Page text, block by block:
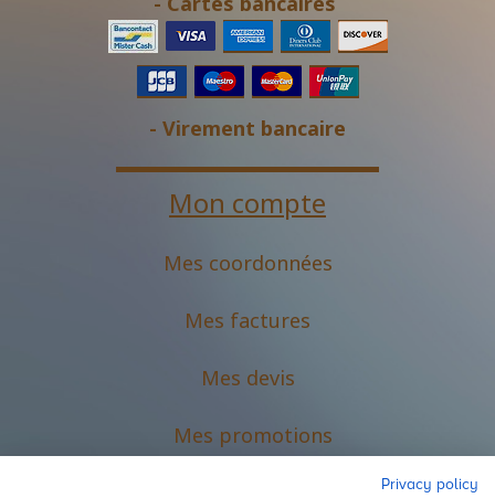
- Virement bancaire
Mon compte
Mes coordonnées
Mes factures
Mes devis
Mes promotions
Privacy policy